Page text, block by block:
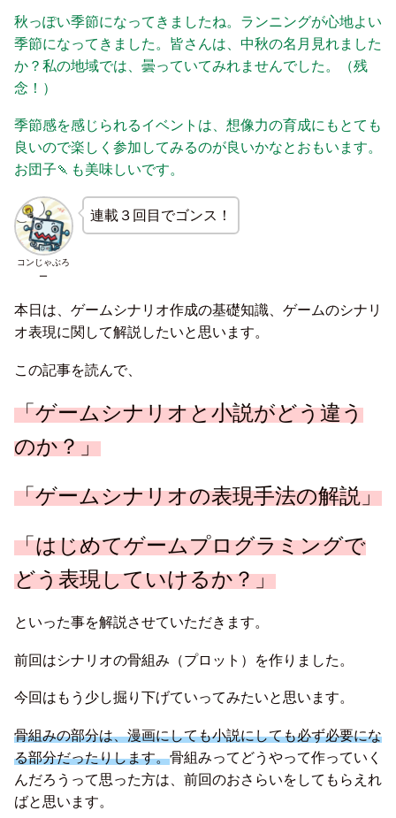
秋っぽい季節になってきましたね。ランニングが心地よい
季節になってきました。皆さんは、中秋の名月見れました
か？私の地域では、曇っていてみれませんでした。（残
念！）
季節感を感じられるイベントは、想像力の育成にもとても
良いので楽しく参加してみるのが良いかなとおもいます。
お団子🍡も美味しいです。
コンじゃぶろ
ー
連載３回目でゴンス！
本日は、ゲームシナリオ作成の基礎知識、ゲームのシナリ
オ表現に関して解説したいと思います。
この記事を読んで、
「ゲームシナリオと小説がどう違う
のか？」
「ゲームシナリオの表現手法の解説」
「はじめてゲームプログラミングで
どう表現していけるか？」
といった事を解説させていただきます。
前回はシナリオの骨組み（プロット）を作りました。
今回はもう少し掘り下げていってみたいと思います。
骨組みの部分は、漫画にしても小説にしても必ず必要にな
る部分だったりします。骨組みってどうやって作っていく
んだろうって思った方は、前回のおさらいをしてもらえれ
ばと思います。